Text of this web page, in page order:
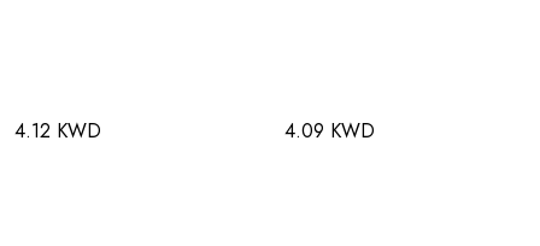
4.12 KWD 4.09 KWD